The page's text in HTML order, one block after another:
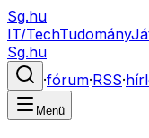
Sg.hu
IT/TechTudomány
Sg.hu
·fórum·RSS·
Menü